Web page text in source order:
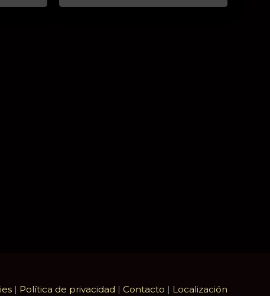
| Política de privacidad | Contacto | Localización